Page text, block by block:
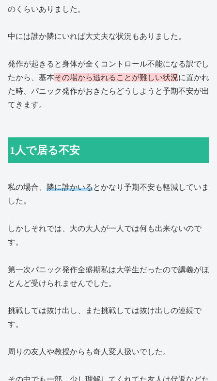
のくらいありました。
中には誰か隣にいれば大丈夫な状況もありました。
発作が起きると身体が全くコントロール不能になる訳でし
たから、基本その場から逃れることが難しい状況に置かれ
た時、パニック発作がおきたらどうしようと予期不安が出
てきます。
1人で居る不安
私の場合、 隣に誰かいるとかなり予期不安も軽減していま
した。
しかしそれでは、大の大人が一人では何も出来ないので
す。
第一次パニック発作全盛期私は大学生だったので講義がほ
とんど受けられませんでした。
挑戦しては抜け出し、また挑戦しては抜け出しの連続で
す。
周りの友人や教授からも奇人変人扱いでした。
その中でも一部、少し理解してくれてた友人は代返などた